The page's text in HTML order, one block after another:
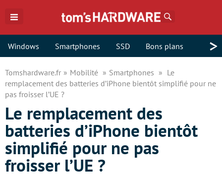
Windows Smartphones SSD Bons plans >
Tomshardware.fr Mobilité Smartphones
Le
remplacement des batteries d’iPhone bientôt simplifié pour ne
pas froisser l’UE ?
Le remplacement des
batteries d’iPhone bientôt
simplifié pour ne pas
froisser l’UE ?